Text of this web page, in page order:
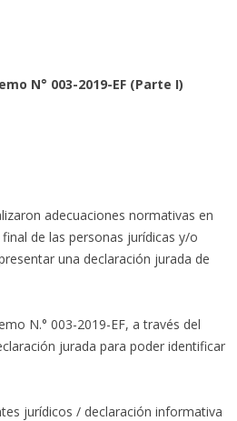
N° 003-2019-EF (Parte I)
adecuaciones normativas en
de las personas jurídicas y/o
una declaración jurada de
N.° 003-2019-EF, a través del
jurada para poder identificar
jurídicos / declaración informativa